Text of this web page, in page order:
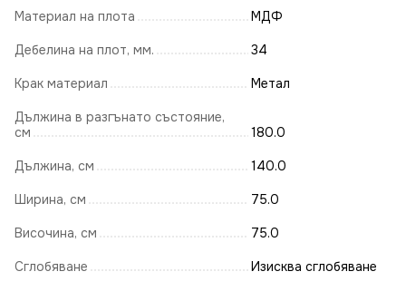
Материал на плота МДФ
Дебелина на плот, мм. 34
Крак материал Метал
Дължина в разгънато състояние,
см
180.0
Дължина, см 140.0
Ширина, см 75.0
Височина, см 75.0
Сглобяване Изисква сглобяване